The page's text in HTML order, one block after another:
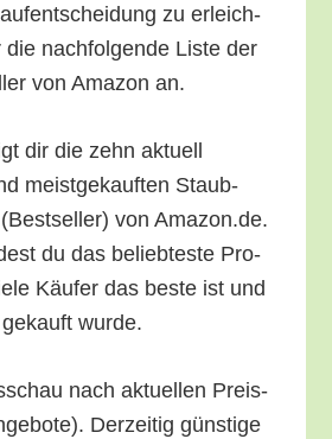
zu erleich­
die nach­fol­gen­de Lis­te der
von Ama­zon an.
dir die zehn aktu­ell
meist­ge­kauf­ten Staub­
von Amazon.de.
du das belieb­tes­te Pro­
Käu­fer das bes­te ist und
wurde.
nach aktu­el­len Preis­
Der­zei­tig güns­ti­ge